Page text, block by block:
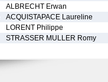
ALBRECHT Erwan
ACQUISTAPACE Laureline
LORENT Philippe
STRASSER MULLER Romy